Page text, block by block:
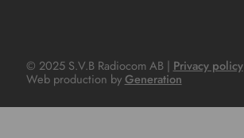
© 2025 S.V.B Radiocom AB | Privacy policy
Web production byGeneration